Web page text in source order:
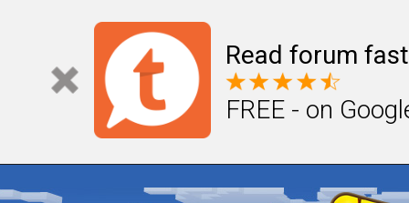
Read forum
FREE - on